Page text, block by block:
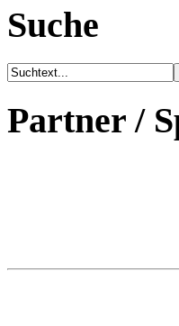
Suche
Partner /